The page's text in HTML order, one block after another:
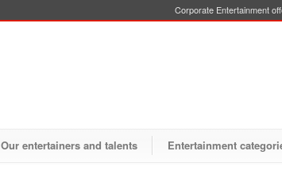
Corporate Entertainment
Our entertainers and talents Entertainment